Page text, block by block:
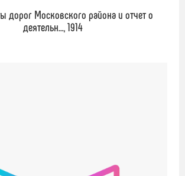
дорог Московского района и отчет о
деятельн..., 1914